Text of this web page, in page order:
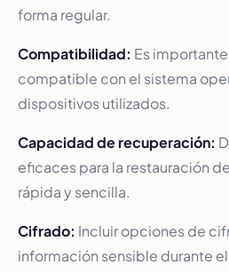
forma regular.
Compatibilidad: Es
compatible con el sistema
dispositivos utilizados.
Capacidad de recuperación:
eficaces para la restauración
rápida y sencilla.
Cifrado: Incluir opciones de
información sensible durante